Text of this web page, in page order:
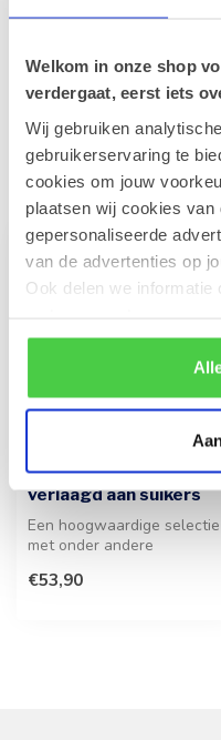
Welkom in onze shop
verdergaat, eerst iets
Wij gebruiken
gebruikerservaring te
cookies om jouw
plaatsen wij cookies van
gepersonaliseerde
van de advertenties op
Ook delen we informatie
rekening mee dat als je
de correcte werking van
Op voorraad
Recent bekeken
Geschenkmand (M)
verlaagd aan suikers
Een hoogwaardige selectie
met onder andere
koekjes, ideaal...
€53,90